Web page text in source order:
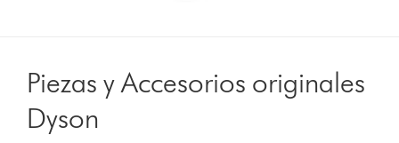
Piezas y Accesorios originales
Dyson